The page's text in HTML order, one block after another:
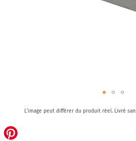
the
beginning
L'image peut différer du produit réel. Livré